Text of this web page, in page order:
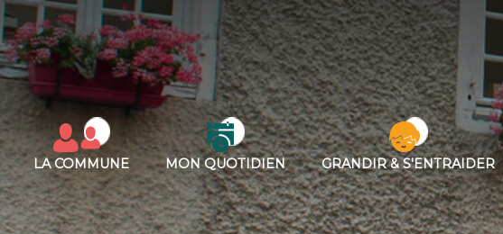
LA COMMUNE MON QUOTIDIEN GRANDIR & S'ENTRAIDER